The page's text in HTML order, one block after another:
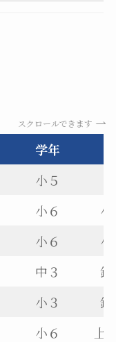
スクロールできます
学年
小５
小６
小６
中３
鈴
小３
鈴
小６
上